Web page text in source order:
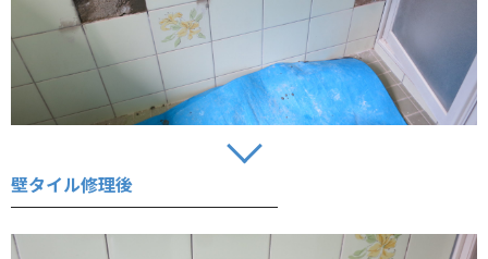
壁タイル修理後